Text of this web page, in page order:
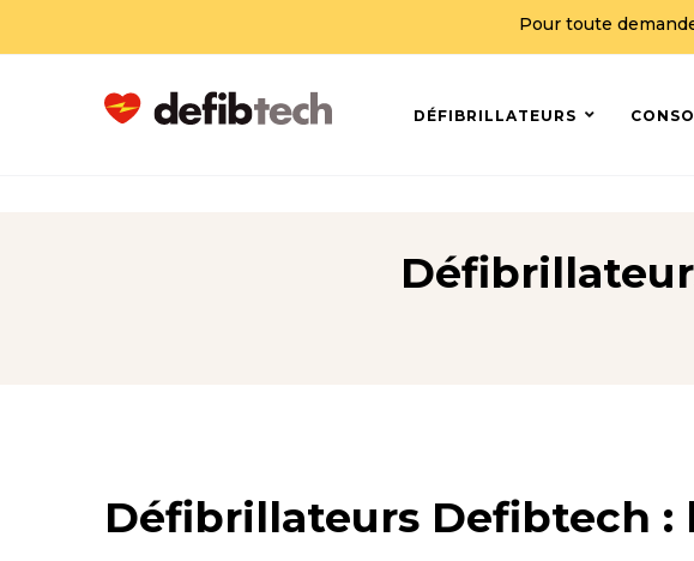
Pour toute
DÉFIBRILLATEURS
Défibrillateurs Defibtech :